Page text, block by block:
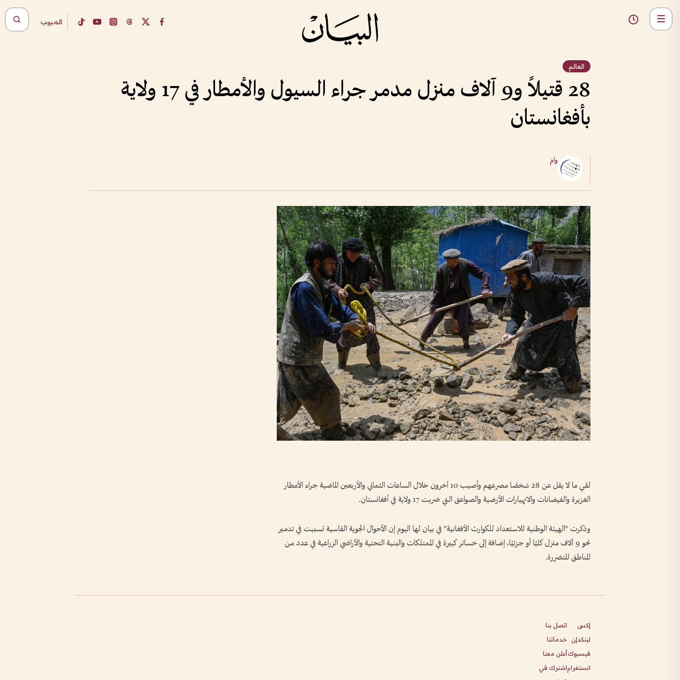
المبوب
العالم
28 قتيلاً و9 آلاف منزل مدمر جراء السيول والأمطار في 17 ولاية
بأفغانستان
وام
لقي ما لا يقل عن 28 شخصًا مصرعهم وأصيب 10 آخرون خلال الساعات الثماني والأربعين الماضية جراء الأمطار
الغزيرة والفيضانات والانهيارات الأرضية والصواعق التي ضربت 17 ولاية في أفغانستان.
وذكرت "الهيئة الوطنية للاستعداد للكوارث الأفغانية" في بيان لها اليوم إن الأحوال الجوية القاسية تسببت في تدمير
نحو 9 آلاف منزل كليًا أو جزئيًا، إضافة إلى خسائر كبيرة في الممتلكات والبنية التحتية والأراضي الزراعية في عدد من
المناطق المتضررة.
إكس
لينكدإن
فيسبوك
انستغرام
اتصل بنا
خدماتنا
أعلن معنا
اشترك في